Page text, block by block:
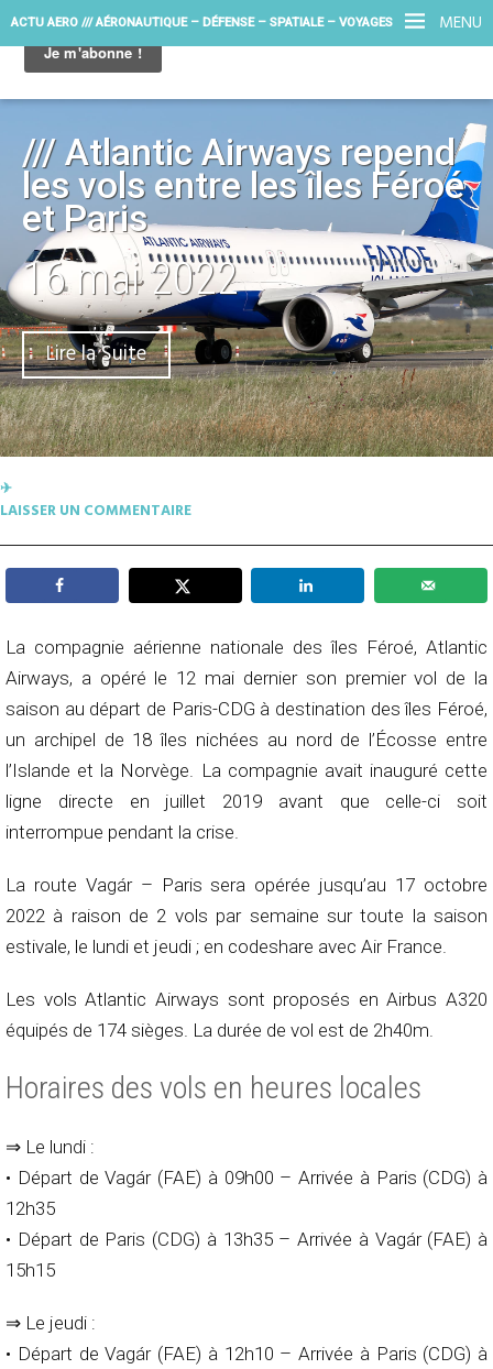
MENU
ACTU AERO /// AÉRONAUTIQUE – DÉFENSE – SPATIALE – VOYAGES
/// Atlantic Airways repend
les vols entre les îles Féroé
et Paris
16 mai 2022
Lire la Suite
✈︎
LAISSER UN COMMENTAIRE
La compagnie aérienne nationale des îles Féroé, Atlantic
Airways, a opéré le 12 mai dernier son premier vol de la
saison au départ de Paris-CDG à destination des îles Féroé,
un archipel de 18 îles nichées au nord de l’Écosse entre
l’Islande et la Norvège. La compagnie avait inauguré cette
ligne directe en juillet 2019 avant que celle-ci soit
interrompue pendant la crise.
La route Vagár – Paris sera opérée jusqu’au 17 octobre
2022 à raison de 2 vols par semaine sur toute la saison
estivale, le lundi et jeudi ; en codeshare avec Air France.
Les vols Atlantic Airways sont proposés en Airbus A320
équipés de 174 sièges. La durée de vol est de 2h40m.
Horaires des vols en heures locales
⇒ Le lundi :
• Départ de Vagár (FAE) à 09h00 – Arrivée à Paris (CDG) à
12h35
• Départ de Paris (CDG) à 13h35 – Arrivée à Vagár (FAE) à
15h15
⇒ Le jeudi :
• Départ de Vagár (FAE) à 12h10 – Arrivée à Paris (CDG) à